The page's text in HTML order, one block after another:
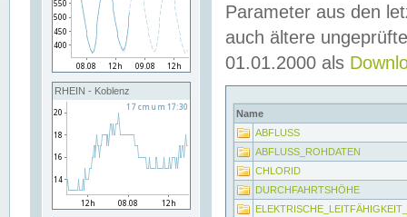
RHEIN - Koblenz
Parameter aus den
auch ältere
01.01.2000 als
Name
ABFLUSS
ABFLUSS_ROHDATEN
CHLORID
DURCHFAHRTSHÖHE